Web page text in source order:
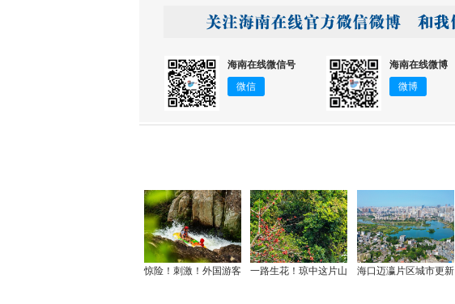
海南在线微信号
微信
海南在线微博
微博
惊险！刺激！外国游客 一路生花！琼中这片山 海口迈瀛片区城市更新